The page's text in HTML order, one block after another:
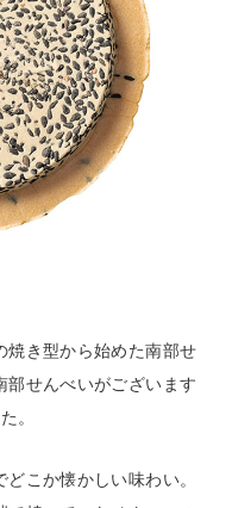
焼き型から始めた南部せ
部せんべいがございます
。
こか懐かしい味わい。